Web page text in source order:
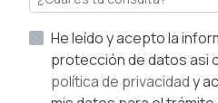
He leído y acepto la información básica sobre
protección
política de privacidady